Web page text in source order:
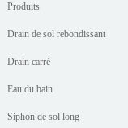
Produits
Drain de sol rebondissant
Drain carré
Eau du bain
Siphon de sol long